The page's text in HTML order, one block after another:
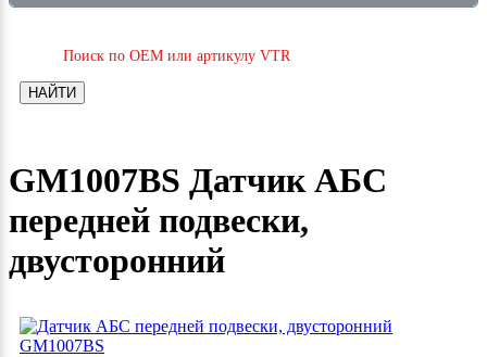
Поиск по OEM или артикулу VTR
НАЙТИ
GM1007BS Датчик АБС
передней подвески,
двусторонний